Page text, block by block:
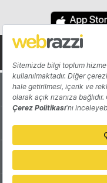
Hakkında
Katkıda Bulun